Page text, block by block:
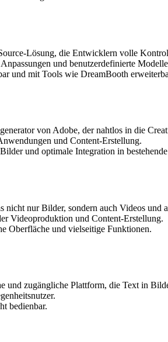
Lösung, die Entwicklern volle
und benutzerdefinierte
und mit Tools wie DreamBooth
von Adobe, der nahtlos in die
und Content-Erstellung.
und optimale Integration in
nicht nur Bilder, sondern auch Videos und
Videoproduktion und Content-Erstellung.
Oberfläche und vielseitige Funktionen.
und zugängliche Plattform, die Text in
bedienbar.